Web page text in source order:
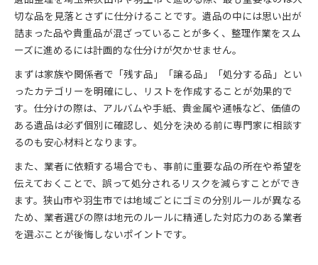
切な品を見落とさずに仕分けることです。遺品の中には思い出が
詰まった品や貴重品が混ざっていることが多く、整理作業をスム
ーズに進めるには計画的な仕分けが欠かせません。
まずは家族や関係者で「残す品」「譲る品」「処分する品」とい
ったカテゴリーを明確にし、リストを作成することが効果的で
す。仕分けの際は、アルバムや手紙、貴金属や通帳など、価値の
ある遺品は必ず個別に確認し、処分を決める前に専門家に相談す
るのも安心材料となります。
また、業者に依頼する場合でも、事前に重要な品の所在や希望を
伝えておくことで、誤って処分されるリスクを減らすことができ
ます。狭山市や羽生市では地域ごとにゴミの分別ルールが異なる
ため、業者選びの際は地元のルールに精通した対応力のある業者
を選ぶことが後悔しないポイントです。